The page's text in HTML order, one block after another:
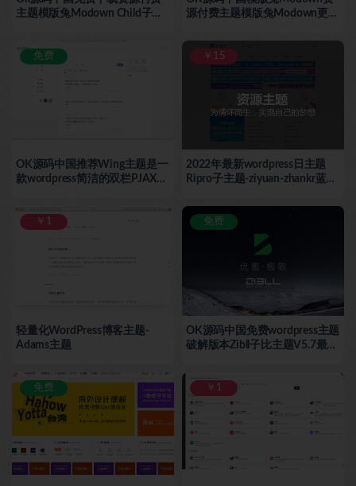
主题模版兔Modown Child子主
源付费主题模版兔Modown更新
权破解-Ok源码中国
免费
OK源码中国推荐Wing主题是一
款wordpress简洁的双栏PJAX博
￥15
2022年最新wordpress日主题
Ripro子主题-ziyuan-zhankr蓝色
版-OK源码中国
￥1
轻量化WordPress博客主题-
Adams主题
免费
OK源码中国免费wordpress主题
破解版本Zibll子比主题V5.7最新
免费 ￥1